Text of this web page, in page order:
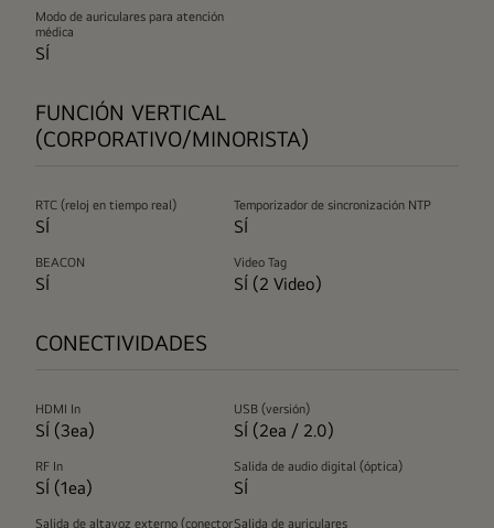
Modo de auriculares para atención
médica
SÍ
FUNCIÓN VERTICAL
(CORPORATIVO/MINORISTA)
RTC (reloj en tiempo real)
SÍ
Temporizador de sincronización NTP
SÍ
BEACON
SÍ
Video Tag
SÍ (2 Video)
CONECTIVIDADES
HDMI In
SÍ (3ea)
USB (versión)
SÍ (2ea / 2.0)
RF In
SÍ (1ea)
Salida de audio digital (óptica)
SÍ
Salida de altavoz externo (conectorSalida de auriculares